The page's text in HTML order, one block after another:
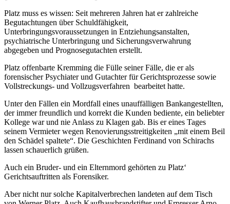
Platz muss es wissen: Seit mehreren Jahren hat er zahlreiche
Begutachtungen über Schuldfähigkeit,
Unterbringungsvoraussetzungen in Entziehungsanstalten,
psychiatrische Unterbringung und Sicherungsverwahrung
abgegeben und Prognosegutachten erstellt.
Platz offenbarte Kremming die Fülle seiner Fälle, die er als
forensischer Psychiater und Gutachter für Gerichtsprozesse sowie
Vollstreckungs- und Vollzugsverfahren bearbeitet hatte.
Unter den Fällen ein Mordfall eines unauffälligen Bankangestellten,
der immer freundlich und korrekt die Kunden bediente, ein beliebter
Kollege war und nie Anlass zu Klagen gab. Bis er eines Tages
seinem Vermieter wegen Renovierungsstreitigkeiten „mit einem Beil
den Schädel spaltete“. Die Geschichten Ferdinand von Schirachs
lassen schauerlich grüßen.
Auch ein Bruder- und ein Elternmord gehörten zu Platz‘
Gerichtsauftritten als Forensiker.
Aber nicht nur solche Kapitalverbrechen landeten auf dem Tisch